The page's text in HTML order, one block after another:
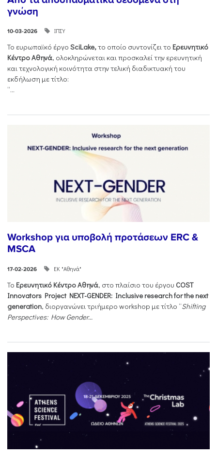
γνώση
10-03-2026 ΙΠΣΥ
Το ευρωπαϊκό έργο SciLake,το οποίο συντονίζει το Ερευνητικό
Κέντρο Αθηνά, ολοκληρώνεται και προσκαλεί την ερευνητική
και τεχνολογική κοινότητα στην τελική διαδικτυακή του
εκδήλωση με τίτλο:
“...
Workshop για υποβολή προτάσεων ERC &
MSCA
17-02-2026 ΕΚ "Αθηνά"
Το Ερευνητικό Κέντρο Αθηνά, στο πλαίσιο του έργου COST
Innovators Project NEXT-GENDER: Inclusive research for the next
generation, διοργανώνει τριήμερο workshop με τίτλο “Shifting
Perspectives: How Gender...